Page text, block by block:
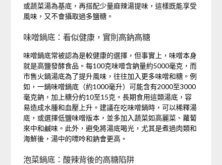
或蔬菜湯為基底，再搭配少量麻辣湯提味，這樣既能享受
風味，又不會攝取過多鹽糖。
味噌鍋底：看似健康，實則高鈉高糖
味噌鍋底常被認為是較健康的選擇，但事實上，味噌本身
就是高鹽發酵食品。每100克味噌含鈉量約5000毫克，而
市售火鍋湯底為了提升風味，往往加入更多味噌和糖。例
如，一鍋味噌鍋底（約1000毫升）可能含有2000至3000
毫克鈉，加上糖分約10至15克。長期食用這類湯底，容
易造成水腫和血壓上升。建議在吃味噌鍋時，可以稀釋湯
底，或選擇低鹽味噌版本，並多加入蔬菜如高麗菜、蘿蔔
來中和鹹味。此外，避免將湯底喝光，尤其是煮過肉類和
海鮮後，湯中的嘌呤和鈉會更高。
泡菜鍋底：酸辣背後的高糖陷阱